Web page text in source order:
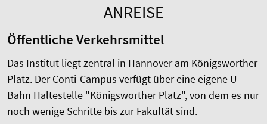
ANREISE
Öffentliche Verkehrsmittel
Das Institut liegt zentral in Hannover am Königsworther
Platz. Der Conti-Campus verfügt über eine eigene U-
Bahn Haltestelle "Königsworther Platz", von dem es nur
noch wenige Schritte bis zur Fakultät sind.